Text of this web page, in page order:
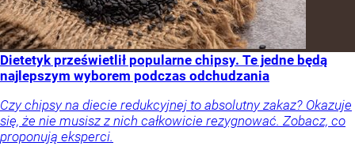
Dietetyk prześwietlił popularne chipsy. Te jedne będą
najlepszym wyborem podczas odchudzania
Czy chipsy na diecie redukcyjnej to absolutny zakaz? Okazuje
się, że nie musisz z nich całkowicie rezygnować. Zobacz, co
proponują eksperci.